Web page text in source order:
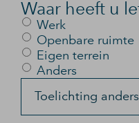
Waar heeft u
Werk
Openbare ruimte
Eigen terrein
Anders
Toelichting anders